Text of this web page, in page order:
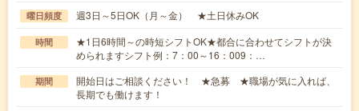
曜日頻度 週3日～5日OK（月～金） ★土日休みOK
時間
★1日6時間～の時短シフトOK★都合に合わせてシフトが決
められますシフト例：7：00～16：009：…
期間
開始日はご相談ください！ ★急募 ★職場が気に入れば、
長期でも働けます！